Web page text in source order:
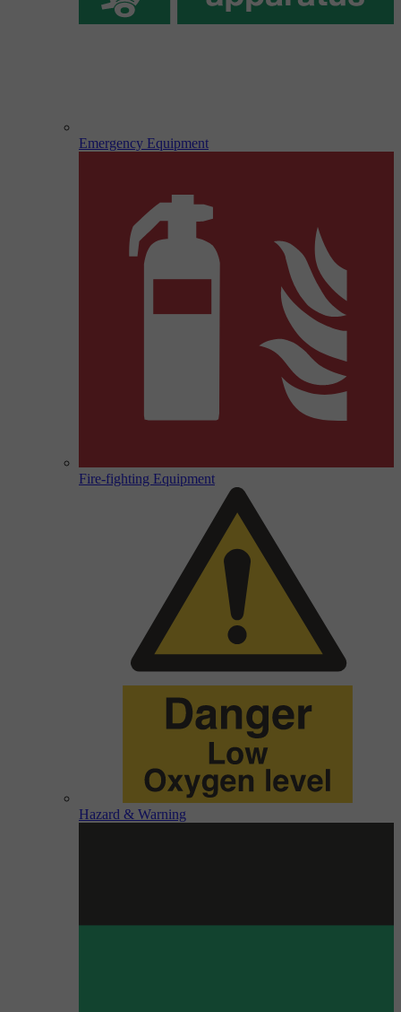
Emergency Equipment
Fire-fighting Equipment
Hazard & Warning